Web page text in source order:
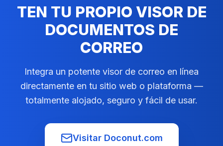
TEN TU PROPIO VISOR DE
DOCUMENTOS DE
CORREO
Integra un potente visor de correo en línea
directamente en tu sitio web o plataforma —
totalmente alojado, seguro y fácil de usar.
Visitar Doconut.com